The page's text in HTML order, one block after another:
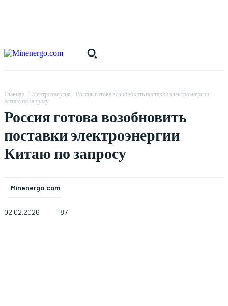
Главная Электроэнергия
Россия готова возобновить поставки электроэнергии
Китаю по запросу
Россия готова возобновить
поставки электроэнергии
Китаю по запросу
Minenergo.com
02.02.2026 87